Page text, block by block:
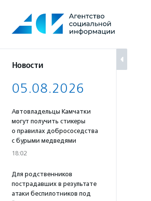
содержанию
Новости
05.08.2026
Автовладельцы Камчатки
могут получить стикеры
о правилах добрососедства
с бурыми медведями
18:02
Для родственников
пострадавших в результате
атаки беспилотников под